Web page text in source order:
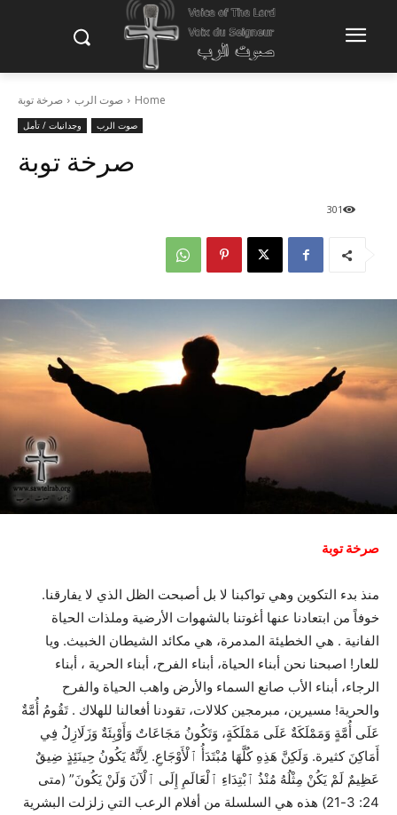
Home صوت الرب صرخة توبة
صوت الرب وجدانيات / تأمل
صرخة توبة
301
صرخة توبة
منذ بدء التكوين وهي تواكبنا لا بل أصبحت الظل الذي لا يفارقنا.
خوفاً من ابتعادنا عنها أغوتنا بالشهوات الأرضية وملذات الحياة
الفانية . هي الخطيئة المدمرة، هي مكائد الشيطان الخبيث. ويا
للعار! اصبحنا نحن أبناء الحياة، أبناء الفرح، أبناء الحرية ، أبناء
الرجاء، أبناء الأب صانع السماء والأرض واهب الحياة والفرح
والحرية! مسيرين، مبرمجين كلالات، تقودنا أفعالنا للهلاك . تَقُومُ أُمَّةٌ
عَلَى أُمَّةٍ وَمَمْلَكَةٌ عَلَى مَمْلَكَةٍ، وَتَكُونُ مَجَاعَاتٌ وَأَوْبِئَةٌ وَزَلَازِلُ فِي
أَمَاكِنَ كثيرة. وَلَكِنَّ هَذِهِ كُلَّهَا مُبْتَدَأُ ٱلْأَوْجَاعِ. لِأَنَّهُ يَكُونُ حِينَئِذٍ ضِيقٌ
عَظِيمٌ لَمْ يَكُنْ مِثْلُهُ مُنْذُ ٱبْتِدَاءِ ٱلْعَالَمِ إِلَى ٱلْآنَ وَلَنْ يَكُونَ” (متى
24: 3-21) هذه هي السلسلة من أفلام الرعب التي زلزلت البشرية